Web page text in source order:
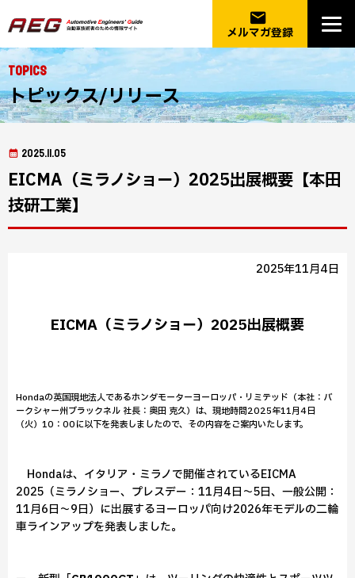
email
メルマガ登録
Topics
トピックス/リリース
2025.11.05
EICMA（ミラノショー）2025出展概要【本田
技研工業】
2025年11月4日
EICMA（ミラノショー）2025出展概要
Hondaの英国現地法人であるホンダモーターヨーロッパ・リミテッド（本社：バ
ークシャー州ブラックネル 社長：奥田 克久）は、現地時間2025年11月4日
（火）10：00に以下を発表しましたので、その内容をご案内いたします。
Hondaは、イタリア・ミラノで開催されているEICMA
2025（ミラノショー、プレスデー：11月4日～5日、一般公開：
11月6日～9日）に出展するヨーロッパ向け2026年モデルの二輪
車ラインアップを発表しました。